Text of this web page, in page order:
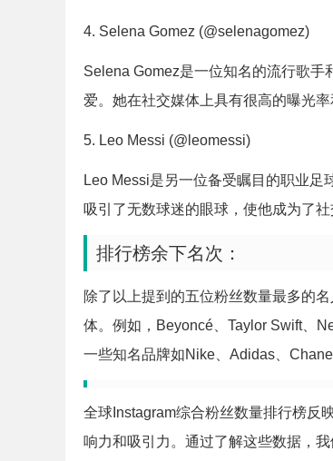
4. Selena Gomez (@selenagomez)
Selena Gomez是一位知名的流行歌
爱。她在社交媒体上具有很高的曝光
5. Leo Messi (@leomessi)
Leo Messi是另一位备受瞩目的职业足
吸引了无数球迷的眼球，使他成为了社
排行榜余下名次：
除了以上提到的五位粉丝数量最多的
体。例如，Beyoncé、Taylor Swift、
一些知名品牌如Nike、Adidas、
全球Instagram综合粉丝数量排行榜反
响力和吸引力。通过了解这些数据，